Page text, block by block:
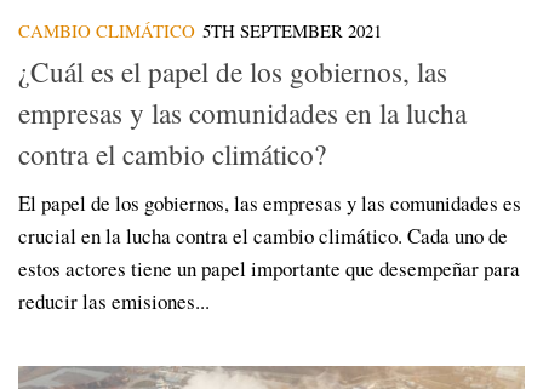
CAMBIO CLIMÁTICO 5TH SEPTEMBER 2021
¿Cuál es el papel de los gobiernos, las
empresas y las comunidades en la lucha
contra el cambio climático?
El papel de los gobiernos, las empresas y las comunidades es
crucial en la lucha contra el cambio climático. Cada uno de
estos actores tiene un papel importante que desempeñar para
reducir las emisiones...